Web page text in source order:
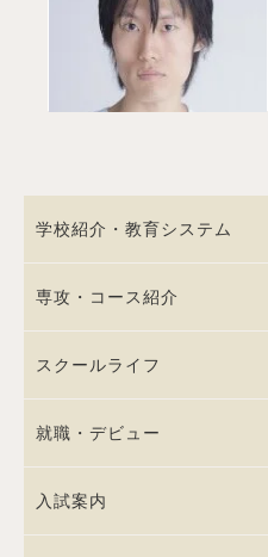
学校紹介・教育システム
専攻・コース紹介
スクールライフ
就職・デビュー
入試案内